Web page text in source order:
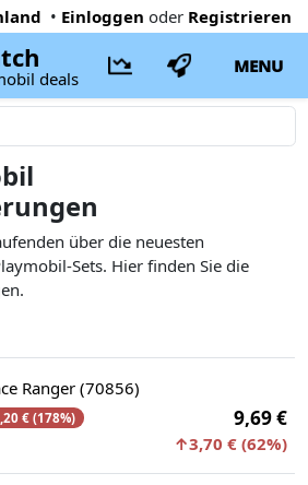
• Einloggen oder Registrieren
deals
MENU
über die neuesten
Sets. Hier finden Sie die
Ranger (70856)
€ (178%) 9,69 €
↑3,70 € (62%)